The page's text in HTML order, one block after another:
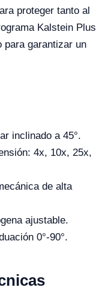
proteger tanto al
Kalstein Plus
garantizar un
inclinado a 45°.
4x, 10x, 25x,
de alta
ajustable.
0°-90°.